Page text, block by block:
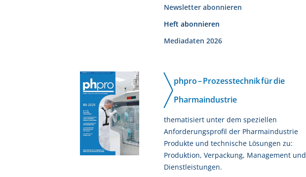
Newsletter abonnieren
Heft abonnieren
Mediadaten 2026
phpro – Prozesstechnik für die
Pharmaindustrie
thematisiert unter dem speziellen
Anforderungsprofil der Pharmaindustrie
Produkte und technische Lösungen zu:
Produktion, Verpackung, Management und
Dienstleistungen.